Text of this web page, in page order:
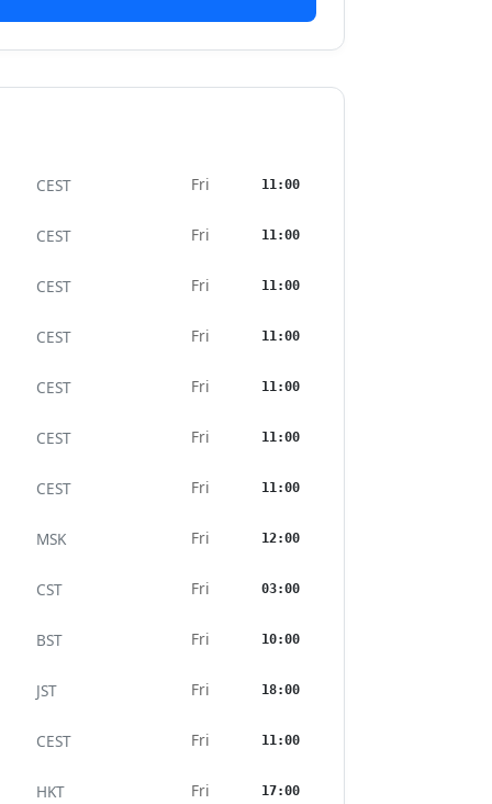
CEST Fri 11:00
CEST Fri 11:00
CEST Fri 11:00
CEST Fri 11:00
CEST Fri 11:00
CEST Fri 11:00
CEST Fri 11:00
MSK Fri 12:00
CST Fri 03:00
BST Fri 10:00
JST Fri 18:00
CEST Fri 11:00
HKT Fri 17:00